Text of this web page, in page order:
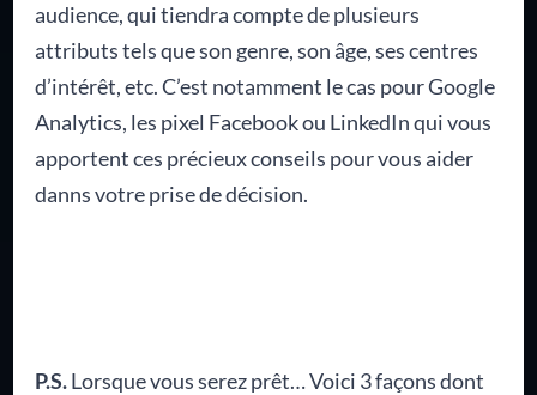
audience, qui tiendra compte de plusieurs
attributs tels que son genre, son âge, ses centres
d’intérêt, etc. C’est notamment le cas pour Google
Analytics, les pixel Facebook ou LinkedIn qui vous
apportent ces précieux conseils pour vous aider
danns votre prise de décision.
P.S.Lorsque vous serez prêt… Voici 3 façons dont